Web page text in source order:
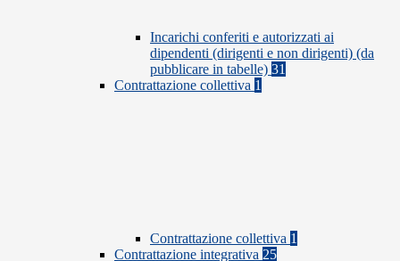
Incarichi conferiti e autorizzati ai
dipendenti (dirigenti e non dirigenti) (da
pubblicare in tabelle) 31
Contrattazione collettiva 1
Contrattazione collettiva 1
Contrattazione integrativa 25